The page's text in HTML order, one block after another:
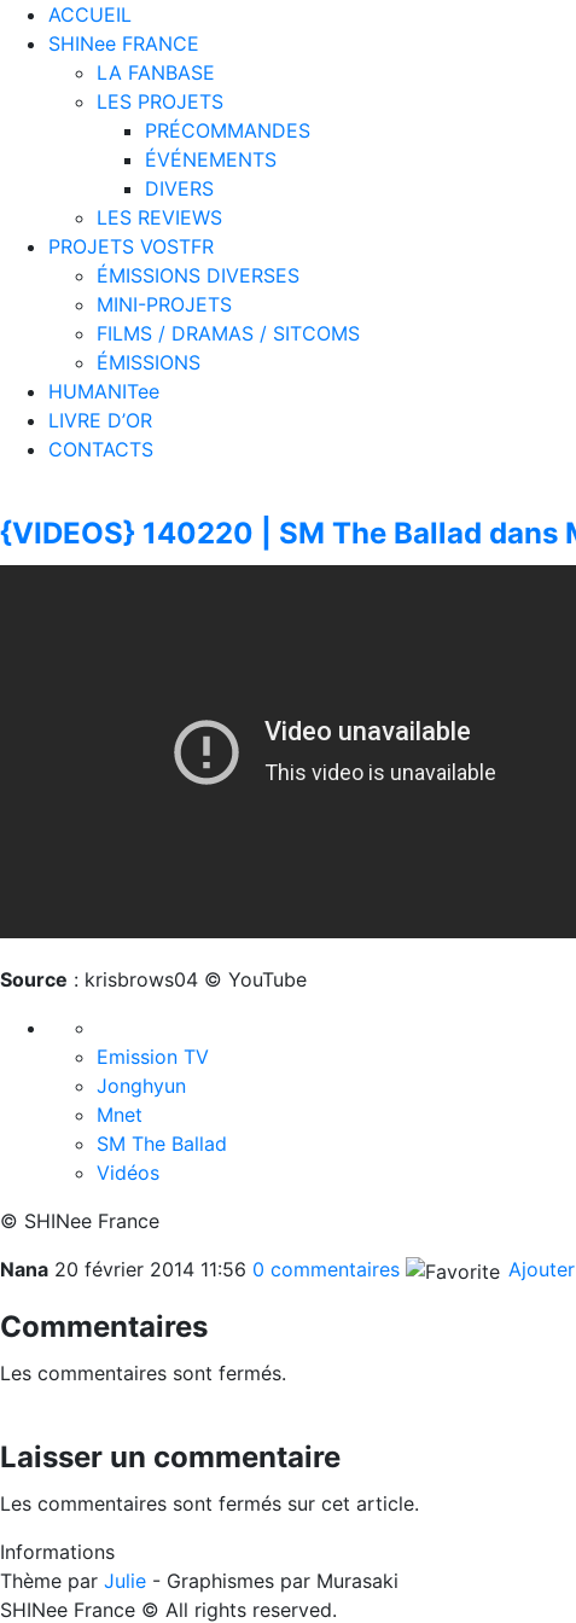
ACCUEIL
SHINee FRANCE
LA FANBASE
LES PROJETS
PRÉCOMMANDES
ÉVÉNEMENTS
DIVERS
LES REVIEWS
PROJETS VOSTFR
ÉMISSIONS DIVERSES
MINI-PROJETS
FILMS / DRAMAS / SITCOMS
ÉMISSIONS
HUMANITee
LIVRE D’OR
CONTACTS
{VIDEOS} 140220 | SM The Ballad
Source : krisbrows04 © YouTube
Emission TV
Jonghyun
Mnet
SM The Ballad
Vidéos
© SHINee France
Nana 20 février 2014 11:56 0 commentaires
Commentaires
Les commentaires sont fermés.
Laisser un commentaire
Les commentaires sont fermés sur cet article.
Informations
Thème par Julie - Graphismes par Murasaki
SHINee France © All rights reserved.